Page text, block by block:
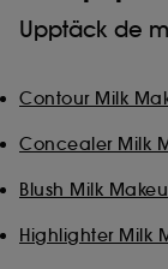
Upptäck de
Contour Milk
Concealer Milk
Blush Milk
Highlighter Milk